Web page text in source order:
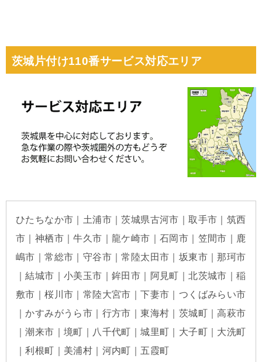
茨城片付け110番サービス対応エリア
ひたちなか市｜土浦市｜茨城県古河市｜取手市｜筑西
市｜神栖市｜牛久市｜龍ケ崎市｜石岡市｜笠間市｜鹿
嶋市｜常総市｜守谷市｜常陸太田市｜坂東市｜那珂市
｜結城市｜小美玉市｜鉾田市｜阿見町｜北茨城市｜稲
敷市｜桜川市｜常陸大宮市｜下妻市｜つくばみらい市
｜かすみがうら市｜行方市｜東海村｜茨城町｜高萩市
｜潮来市｜境町｜八千代町｜城里町｜大子町｜大洗町
｜利根町｜美浦村｜河内町｜五霞町